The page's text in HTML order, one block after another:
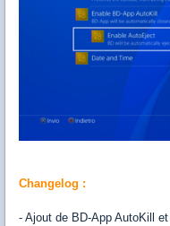
Changelog :
- Ajout de BD-App AutoKill